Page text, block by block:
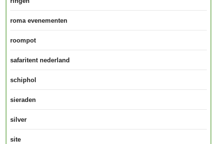
roma evenementen
roompot
safaritent nederland
schiphol
sieraden
silver
site